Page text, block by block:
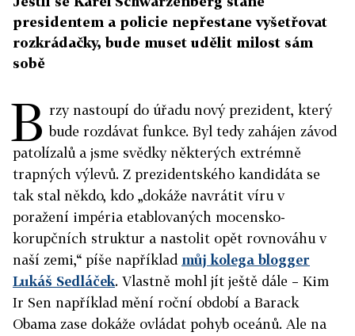
presidentem a policie nepřestane vyšetřovat
rozkrádačky, bude muset udělit milost sám
sobě
B rzy nastoupí do úřadu nový prezident, který
bude rozdávat funkce. Byl tedy zahájen závod
patolízalů a jsme svědky některých extrémně
trapných výlevů. Z prezidentského kandidáta se
tak stal někdo, kdo „dokáže navrátit víru v
poražení impéria etablovaných mocensko-
korupčních struktur a nastolit opět rovnováhu v
naší zemi,“ píše například můj kolega blogger
Lukáš Sedláček. Vlastně mohl jít ještě dále – Kim
Ir Sen například mění roční období a Barack
Obama zase dokáže ovládat pohyb oceánů. Ale na